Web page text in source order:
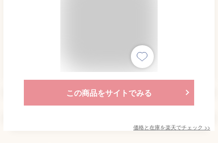
この商品をサイトでみる
価格と在庫を楽天でチェック >>